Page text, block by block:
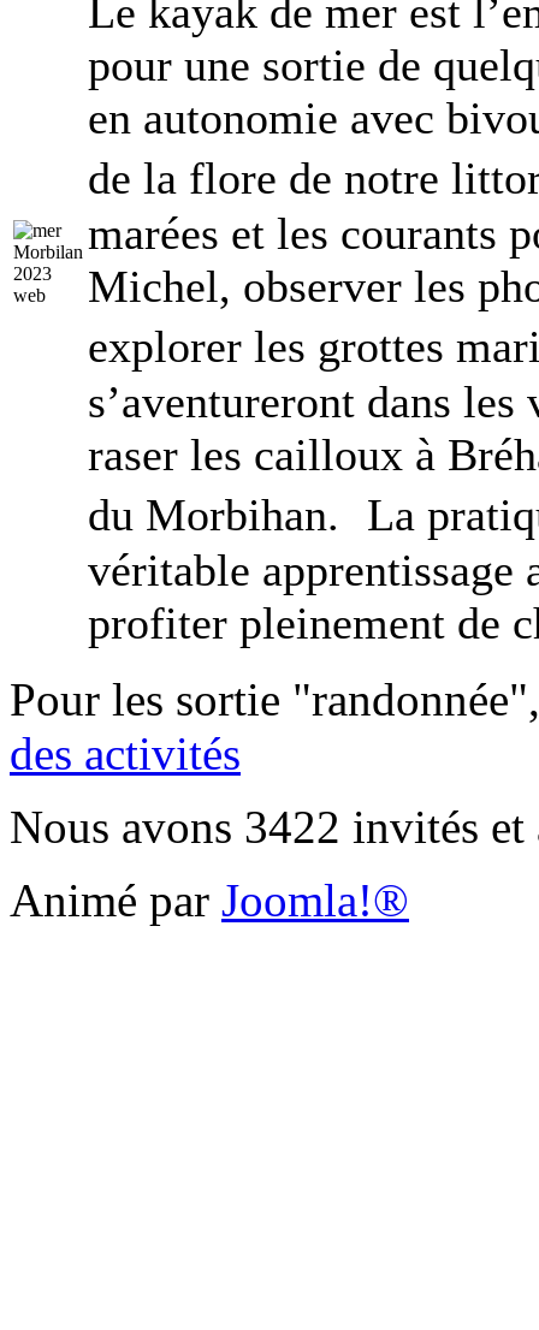
Le kayak de mer est
pour une sortie de
en autonomie avec
de la flore de notre
marées et les courants
Michel, observer les
explorer les grottes
s’aventureront dans
raser les cailloux à
du Morbihan. La
véritable apprentissage
profiter pleinement de
Pour les sortie
des activités
Nous avons 3422 invités
Animé par Joomla!®